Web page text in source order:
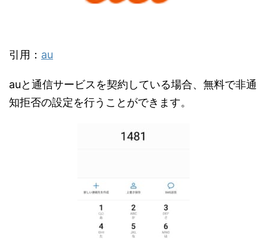
引用： au
auと通信サービスを契約している場合、無料で非通
知拒否の設定を行うことができます。